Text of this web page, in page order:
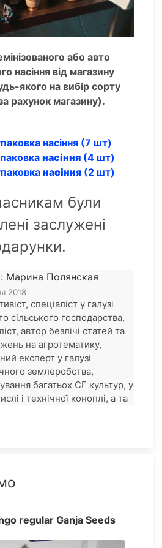
або авто
насіння від магазину
якого на вибір сорту
рахунок магазину).
насіння (7 шт)
насіння(4 шт)
насіння(2 шт)
були
заслужені
Марина Полянская
2018
спеціаліст у галузі
сільського господарства,
автор безлічі статей та
на агротематику,
експерт у галузі
землеробства,
багатьох СГ культур, у
і технічної коноплі, а та
regular Ganja Seeds